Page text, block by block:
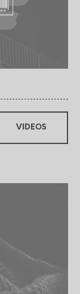
VIDEOS